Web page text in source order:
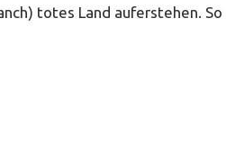
totes Land auferstehen. So